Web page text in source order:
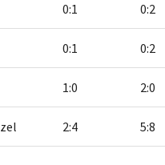
0:1 0:2
0:1 0:2
1:0 2:0
2:4 5:8